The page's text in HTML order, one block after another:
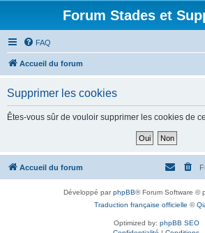
Forum Stades et
FAQ
Accueil du forum
Supprimer les cookies
Êtes-vous sûr de vouloir supprimer les cookies de
Accueil du forum
Développé parphpBB® Forum Software ©
Traduction française officielle ©
Optimized by: phpBB SEO